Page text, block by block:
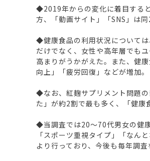
◆2019年からの変化に着目する
方、「動画サイト」「SNS」は
◆健康食品の利用状況について
だけでなく、女性や高年層でも
高まりがうかがえた。また、健
向上」「疲労回復」などが増加
◆なお、紅麹サプリメント問題
た」が約2割で最も多く、「健康
◆当調査では20～70代男女の健
「スポーツ重視タイプ」「なん
より行っており、今後も毎年調